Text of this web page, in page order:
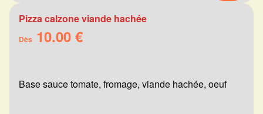
Pizza calzone viande hachée
Dès 10.00 €
Base sauce tomate, fromage, viande hachée, oeuf